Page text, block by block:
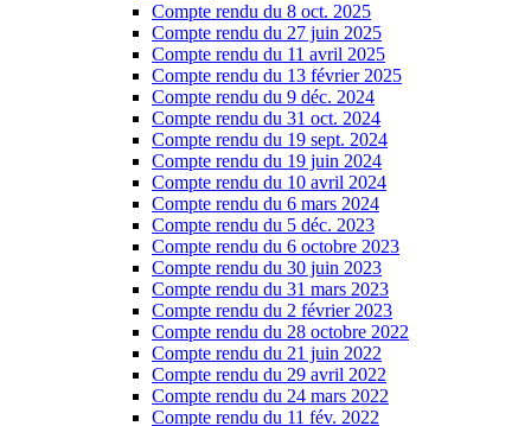
Compte rendu du 8 oct. 2025
Compte rendu du 27 juin 2025
Compte rendu du 11 avril 2025
Compte rendu du 13 février 2025
Compte rendu du 9 déc. 2024
Compte rendu du 31 oct. 2024
Compte rendu du 19 sept. 2024
Compte rendu du 19 juin 2024
Compte rendu du 10 avril 2024
Compte rendu du 6 mars 2024
Compte rendu du 5 déc. 2023
Compte rendu du 6 octobre 2023
Compte rendu du 30 juin 2023
Compte rendu du 31 mars 2023
Compte rendu du 2 février 2023
Compte rendu du 28 octobre 2022
Compte rendu du 21 juin 2022
Compte rendu du 29 avril 2022
Compte rendu du 24 mars 2022
Compte rendu du 11 fév. 2022